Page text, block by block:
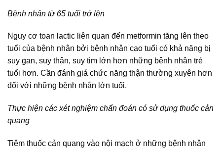
Bệnh nhân từ 65 tuổi trở lên
Nguy cơ toan lactic liên quan đến metformin tăng lên theo
tuổi của bệnh nhân bởi bệnh nhân cao tuổi có khả năng bị
suy gan, suy thận, suy tim lớn hơn những bệnh nhân trẻ
tuổi hơn. Cần đánh giá chức năng thận thường xuyên hơn
đối với những bệnh nhân lớn tuổi.
Thực hiện các xét nghiệm chẩn đoán có sử dụng thuốc cản
quang
Tiêm thuốc cản quang vào nội mạch ở những bệnh nhân